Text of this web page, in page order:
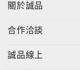
關於誠品
合作洽談
誠品線上